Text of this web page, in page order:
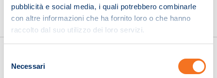
pubblicità e social media, i quali potrebbero combinarle
con altre informazioni che ha fornito loro o che hanno
raccolto dal suo utilizzo dei loro servizi.
delNecessari